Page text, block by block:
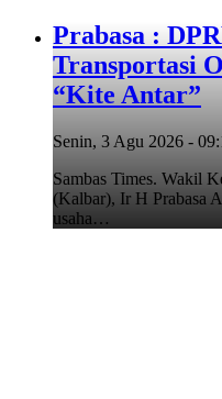
Prabasa :
Transportasi
“Kite Antar”
Senin, 3 Agu 2026 -
Sambas Times. Wakil
(Kalbar), Ir H Prabasa
usaha…